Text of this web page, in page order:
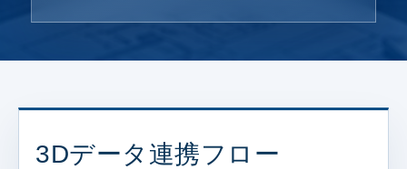
3Dデータ連携フロー